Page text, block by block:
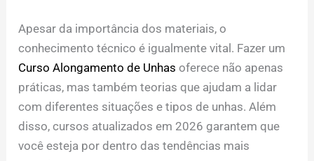
Apesar da importância dos materiais, o
conhecimento técnico é igualmente vital. Fazer um
Curso Alongamento de Unhas oferece não apenas
práticas, mas também teorias que ajudam a lidar
com diferentes situações e tipos de unhas. Além
disso, cursos atualizados em 2026 garantem que
você esteja por dentro das tendências mais